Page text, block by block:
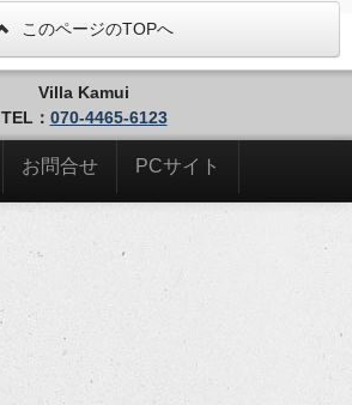
このページのTOPへ
Villa Kamui
TEL： 070-4465-6123
お問合せ PCサイト